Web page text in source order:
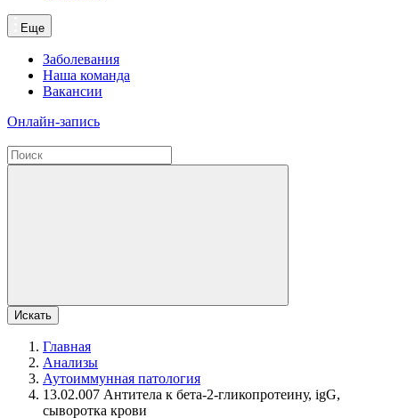
Еще
Заболевания
Наша команда
Вакансии
Онлайн-запись
Искать
Главная
Анализы
Аутоиммунная патология
13.02.007 Антитела к бета-2-гликопротеину, igG,
сыворотка крови